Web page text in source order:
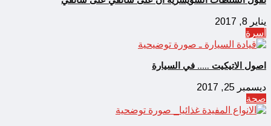
يناير 8, 2017
أسرة
اصول الاتيكيت ….. في السيارة
ديسمبر 25, 2017
صحة